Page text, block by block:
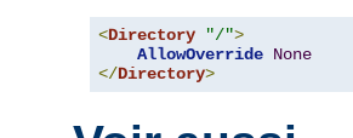
<Directory "/">
AllowOverride None
</Directory>